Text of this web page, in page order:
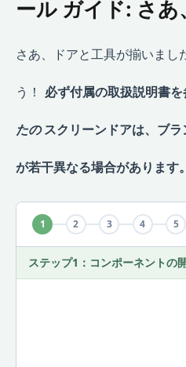
ール ガイド: さ
さあ、ドアと工具が揃いまし
う！ 必ず付属の取扱説明書を
たのスクリーンドアは、ブ
が若干異なる場合があります。
1 2 3 4 5
ステップ1：コンポーネントの